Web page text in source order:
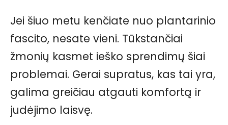
Jei šiuo metu kenčiate nuo plantarinio
fascito, nesate vieni. Tūkstančiai
žmonių kasmet ieško sprendimų šiai
problemai. Gerai supratus, kas tai yra,
galima greičiau atgauti komfortą ir
judėjimo laisvę.